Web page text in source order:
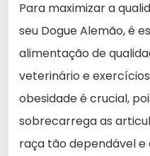
Para maximizar a
seu Dogue Alemão, é
alimentação de
veterinário e
obesidade é crucial,
sobrecarrega as
raça tão dependável e